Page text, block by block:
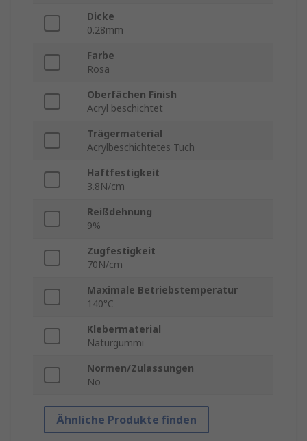
Dicke
0.28mm
Farbe
Rosa
Oberfächen Finish
Acryl beschichtet
Trägermaterial
Acrylbeschichtetes Tuch
Haftfestigkeit
3.8N/cm
Reißdehnung
9%
Zugfestigkeit
70N/cm
Maximale Betriebstemperatur
140°C
Klebermaterial
Naturgummi
Normen/Zulassungen
No
Ähnliche Produkte finden